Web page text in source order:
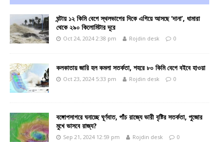
ঘন্টায় ১২ কিমি বেগে স্থলভাগের দিকে এগিয়ে আসছে ‘দানা’, ধামারা
থেকে ২৯০ কিলোমিটার দূরে
Oct 24, 2024 2:38 pm Rojdin desk 0
কলকাতায় জারি হল কমলা সতর্কতা, শহরে ৮০ কিমি বেগে বইবে হাওয়া
Oct 23, 2024 5:33 pm Rojdin desk 0
বঙ্গোপসাগরে ঘনাচ্ছে ঘূর্ণবাত, পাঁচ রাজ্যে ভারী বৃষ্টির সতর্কতা, পুজোর
মুখে ভাসবে রাজ্য?
Sep 21, 2024 12:59 pm Rojdin desk 0